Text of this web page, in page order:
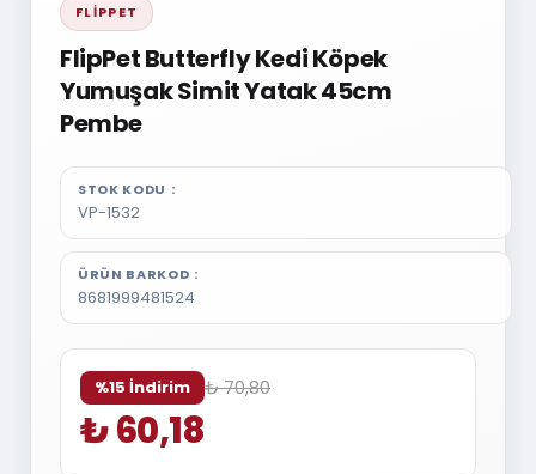
FLIPPET
FlipPet Butterfly Kedi Köpek
Yumuşak Simit Yatak 45cm
Pembe
STOK KODU
VP-1532
ÜRÜN BARKOD
8681999481524
%15 İndirim ₺ 70,80
₺ 60,18